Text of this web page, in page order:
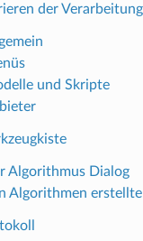
der
und Skripte
Algorithmus Dialog
Algorithmen